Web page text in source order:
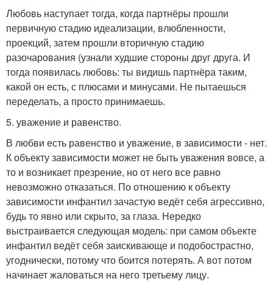
Любовь наступает тогда, когда партнёры прошли
первичную стадию идеализации, влюбленности,
проекций, затем прошли вторичную стадию
разочарования (узнали худшие стороны друг друга. И
тогда появилась любовь: ты видишь партнёра таким,
какой он есть, с плюсами и минусами. Не пытаешься
переделать, а просто принимаешь.
5. уважение и равенство.
В любви есть равенство и уважение, в зависимости - нет.
К объекту зависимости может не быть уважения вовсе, а
то и возникает презрение, но от него все равно
невозможно отказаться. По отношению к объекту
зависимости инфантил зачастую ведёт себя агрессивно,
будь то явно или скрыто, за глаза. Нередко
выстраивается следующая модель: при самом объекте
инфантил ведёт себя заискивающе и подобострастно,
угоднически, потому что боится потерять. А вот потом
начинает жаловаться на него третьему лицу.